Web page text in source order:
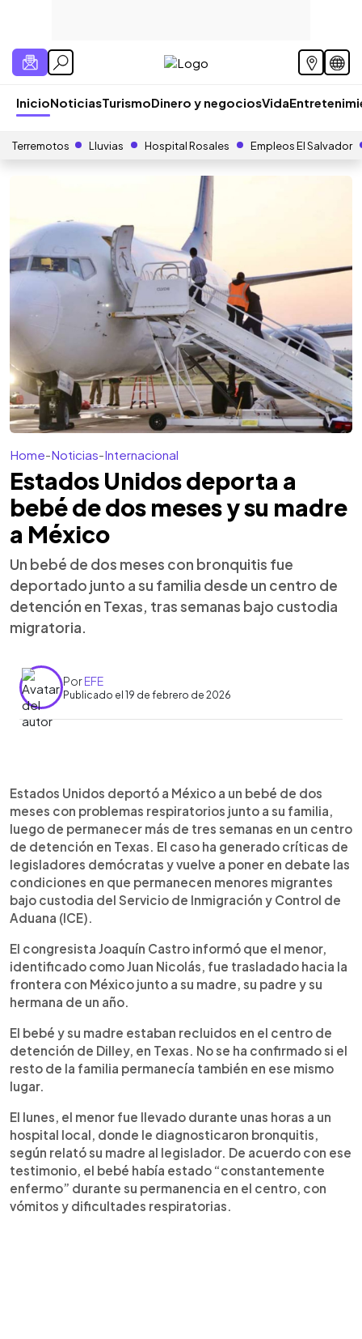
InicioNoticiasTurismoDinero y negociosVida
Terremotos Lluvias Hospital Rosales Empleos El Salvador
Home-Noticias-Internacional
Estados Unidos deporta a
bebé de dos meses y su madre
a México
Un bebé de dos meses con bronquitis fue
deportado junto a su familia desde un centro de
detención en Texas, tras semanas bajo custodia
migratoria.
PorEFE
Publicado el 19 de febrero de 2026
Escuchar artículo
Estados Unidos deportó a México a un bebé de
dos meses diagnosticado con bronquitis junto a
su familia, tras permanecer más de tres semanas
en el centro de detención de Dilley, Texas. El
menor, identificado como Juan Nicolás, había sido
trasladado a un hospital local por problemas
respiratorios y vómitos, según relató su madre al
congresista Joaquín Castro, quien criticó la
medida. En el centro permanecen más de 1,400
personas, incluidos unos 400 menores, según
abogados. Datos del Deportation Data Project
reflejan un aumento en la detención de niños
migrantes durante el actual mandato presidencial.
Estados Unidos deportó a México a un bebé de dos
meses con problemas respiratorios junto a su familia,
luego de permanecer más de tres semanas en un centro
de detención en Texas. El caso ha generado críticas de
legisladores demócratas y vuelve a poner en debate las
condiciones en que permanecen menores migrantes
bajo custodia del Servicio de Inmigración y Control de
Aduana (ICE).
El congresista Joaquín Castro informó que el menor,
identificado como Juan Nicolás, fue trasladado hacia la
frontera con México junto a su madre, su padre y su
hermana de un año.
El bebé y su madre estaban recluidos en el centro de
detención de Dilley, en Texas. No se ha confirmado si el
resto de la familia permanecía también en ese mismo
lugar.
El lunes, el menor fue llevado durante unas horas a un
hospital local, donde le diagnosticaron bronquitis,
según relató su madre al legislador. De acuerdo con ese
testimonio, el bebé había estado “constantemente
enfermo” durante su permanencia en el centro, con
vómitos y dificultades respiratorias.